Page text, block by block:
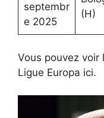
septembr
e 2025
(H)
Vous pouvez voir
Ligue Europa ici.